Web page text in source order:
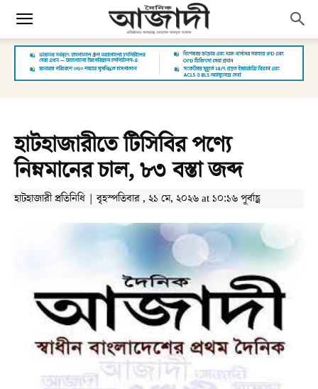
হাটহাজারীতে টিসিবির পণ্যে
নিম্নমানের চাল, ৮৩ বস্তা জব্দ
হাটহাজারী প্রতিনিধি | বৃহস্পতিবার , ২১ মে, ২০২৬ at ১০:১৬ পূর্বাহ্ণ